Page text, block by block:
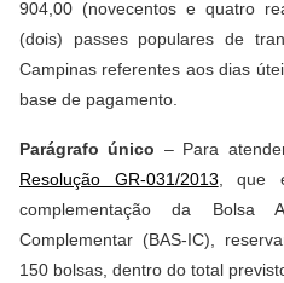
904,00 (novecentos e quatro
(dois) passes populares de
Campinas referentes aos dias
base de pagamento.
Parágrafo único – Para
Resolução GR-031/2013 , que
complementação da Bolsa
Complementar (BAS-IC),
150 bolsas, dentro do total